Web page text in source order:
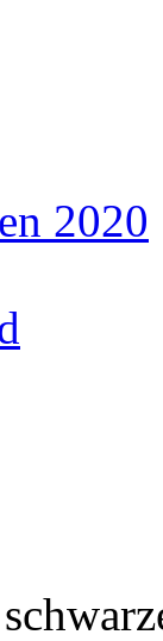
2020